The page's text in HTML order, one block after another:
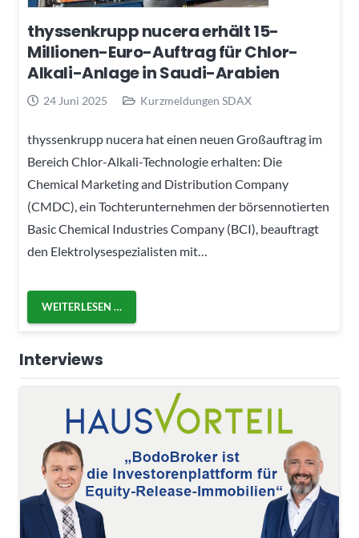
thyssenkrupp nucera erhält 15-
Millionen-Euro-Auftrag für Chlor-
Alkali-Anlage in Saudi-Arabien
24 Juni 2025 Kurzmeldungen SDAX
thyssenkrupp nucera hat einen neuen Großauftrag im
Bereich Chlor-Alkali-Technologie erhalten: Die
Chemical Marketing and Distribution Company
(CMDC), ein Tochterunternehmen der börsennotierten
Basic Chemical Industries Company (BCI), beauftragt
den Elektrolysespezialisten mit…
WEITERLESEN …
Interviews